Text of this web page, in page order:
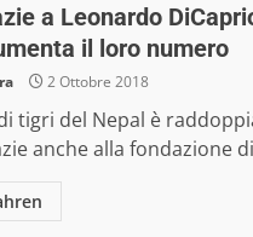
a Leonardo
il loro numero
2 Ottobre 2018
tigri del Nepal è
anche alla fondazione